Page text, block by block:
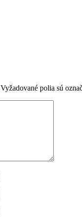
Vyžadované polia sú